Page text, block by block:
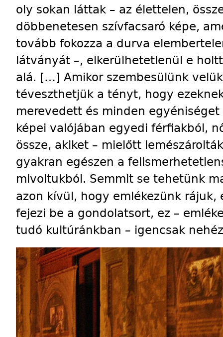
oly sokan láttak – az élettelen,
döbbenetesen szívfacsaró képe,
tovább fokozza a durva
látványát –, elkerülhetetlenül e
alá. […] Amikor szembesülünk
téveszthetjük a tényt, hogy
merevedett és minden
képei valójában egyedi férfiakból,
össze, akiket – mielőtt
gyakran egészen a
mivoltukból. Semmit se tehetünk
azon kívül, hogy emlékezünk rájuk,
fejezi be a gondolatsort, ez –
tudó kultúránkban – igencsak